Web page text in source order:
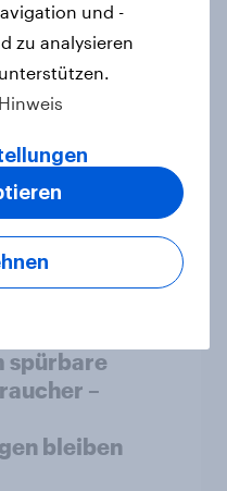
von
zu
wurde
spürbare
–
bleiben
und -
zu analysieren